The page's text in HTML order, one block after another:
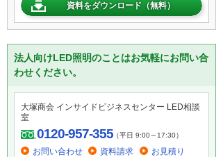
資料をダウンロード（無料）
法人向けLED照明のことはお気軽にお問い合
わせください。
大塚商会 インサイドビジネスセンター LED相談
室
0120-957-355（平日 9:00～17:30）
お問い合わせ 資料請求 お見積り